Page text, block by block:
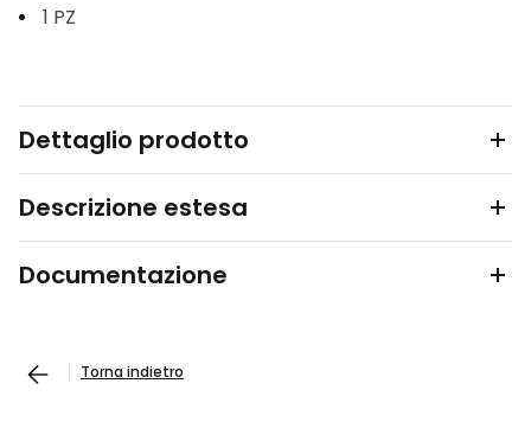
1 PZ
Dettaglio prodotto
Descrizione estesa
Documentazione
Torna indietro